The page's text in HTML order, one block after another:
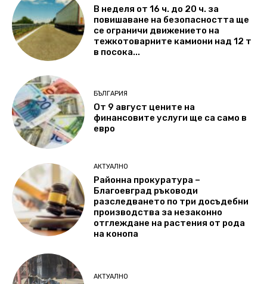
В неделя от 16 ч. до 20 ч. за
повишаване на безопасността ще
се ограничи движението на
тежкотоварните камиони над 12 т
в посока...
БЪЛГАРИЯ
От 9 август цените на
финансовите услуги ще са само в
евро
АКТУАЛНО
Районна прокуратура –
Благоевград ръководи
разследването по три досъдебни
производства за незаконно
отглеждане на растения от рода
на конопа
АКТУАЛНО